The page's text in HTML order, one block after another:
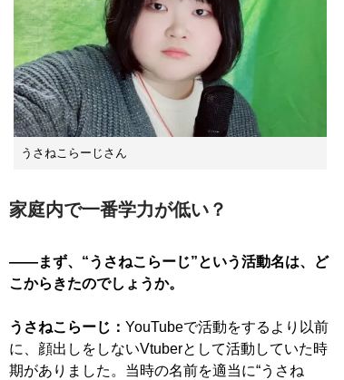
うさねこらーじさん
家庭内で一番学力が低い？
――まず、“うさねこらーじ”という活動名は、ど
こからきたのでしょうか。
うさねこらーじ： YouTubeで活動をするより以前
に、顔出しをしないVtuberとして活動していた時
期がありました。当時の名前を適当に“うさね